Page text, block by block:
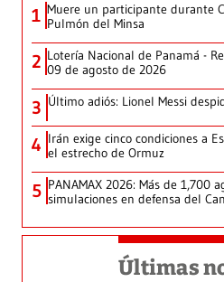
1 Muere un participante durante
Pulmón del Minsa
2 Lotería Nacional de Panamá -
09 de agosto de 2026
3 Último adiós: Lionel Messi
4 Irán exige cinco condiciones a
el estrecho de Ormuz
5 PANAMAX 2026: Más de 1,700
simulaciones en defensa del
Últimas